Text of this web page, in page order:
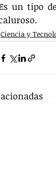
un tipo
Ciencia y